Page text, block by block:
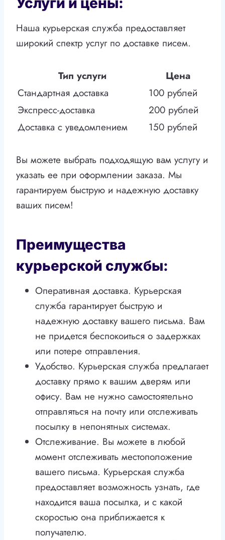
Наша курьерская служба предоставляет
широкий спектр услуг по доставке писем.
Тип услуги
Цена
Стандартная доставка
100 рублей
Экспресс-доставка
200 рублей
Доставка с уведомлением
150 рублей
Вы можете выбрать подходящую вам услугу и
указать ее при оформлении заказа. Мы
гарантируем быструю и надежную доставку
ваших писем!
Преимущества
курьерской службы:
Оперативная доставка. Курьерская
служба гарантирует быструю и
надежную доставку вашего письма. Вам
не придется беспокоиться о задержках
или потере отправления.
Удобство. Курьерская служба предлагает
доставку прямо к вашим дверям или
офису. Вам не нужно самостоятельно
отправляться на почту или отслеживать
посылку в непонятных системах.
Отслеживание. Вы можете в любой
момент отслеживать местоположение
вашего письма. Курьерская служба
предоставляет возможность узнать, где
находится ваша посылка, и с какой
скоростью она приближается к
получателю.